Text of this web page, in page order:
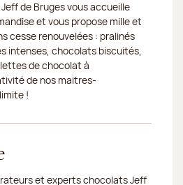
de Bruges vous accueille
et vous propose mille et
cesse renouvelées : pralinés
intenses, chocolats biscuités,
de chocolat à
de nos maitres-
!
et experts chocolats Jeff